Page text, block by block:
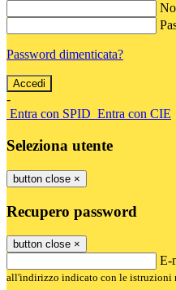
Password dimenticata?
-
Entra con SPID Entra con CIE
Seleziona utente
button close ×
Recupero password
button close ×
E-
all'indirizzo indicato con le istruzioni